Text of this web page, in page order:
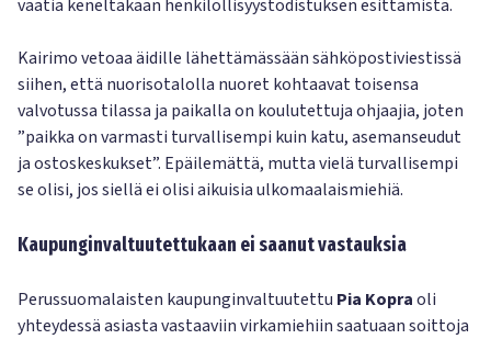
vaatia keneltäkään henkilöllisyystodistuksen esittämistä.
Kairimo vetoaa äidille lähettämässään sähköpostiviestissä
siihen, että nuorisotalolla nuoret kohtaavat toisensa
valvotussa tilassa ja paikalla on koulutettuja ohjaajia, joten
”paikka on varmasti turvallisempi kuin katu, asemanseudut
ja ostoskeskukset”. Epäilemättä, mutta vielä turvallisempi
se olisi, jos siellä ei olisi aikuisia ulkomaalaismiehiä.
Kaupunginvaltuutettukaan ei saanut vastauksia
Perussuomalaisten kaupunginvaltuutettu Pia Kopraoli
yhteydessä asiasta vastaaviin virkamiehiin saatuaan soittoja